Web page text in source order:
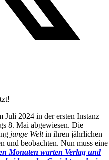
Juli 2024 in der ersten Instanz
8. Mai abgewiesen. Die
junge Weltin ihren jährlichen
und beobachten. Nun muss eine
Monaten warten Verlag und